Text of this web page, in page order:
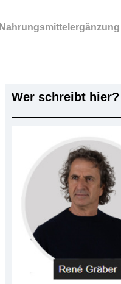
Nahrungsmittelergänzung
Wer schreibt hier?